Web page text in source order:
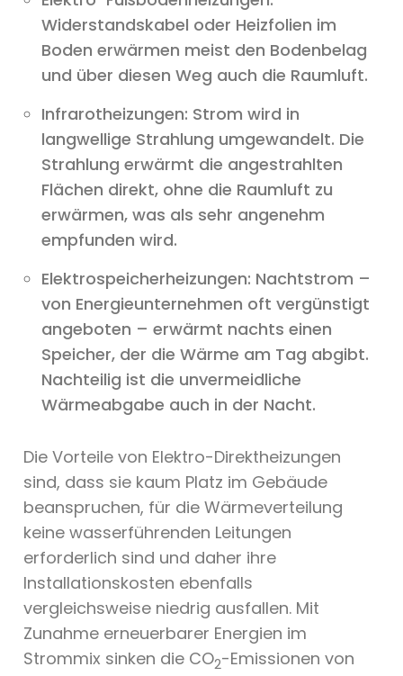
Widerstandskabel oder Heizfolien im
Boden erwärmen meist den Bodenbelag
und über diesen Weg auch die Raumluft.
Infrarotheizungen: Strom wird in
langwellige Strahlung umgewandelt. Die
Strahlung erwärmt die angestrahlten
Flächen direkt, ohne die Raumluft zu
erwärmen, was als sehr angenehm
empfunden wird.
Elektrospeicherheizungen: Nachtstrom –
von Energieunternehmen oft vergünstigt
angeboten – erwärmt nachts einen
Speicher, der die Wärme am Tag abgibt.
Nachteilig ist die unvermeidliche
Wärmeabgabe auch in der Nacht.
Die Vorteile von Elektro-Direktheizungen
sind, dass sie kaum Platz im Gebäude
beanspruchen, für die Wärmeverteilung
keine wasserführenden Leitungen
erforderlich sind und daher ihre
Installationskosten ebenfalls
vergleichsweise niedrig ausfallen. Mit
Zunahme erneuerbarer Energien im
Strommix sinken die CO2-Emissionen von